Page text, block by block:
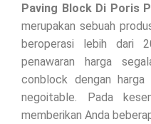
Paving Block Di Poris
merupakan sebuah
beroperasi lebih dari
penawaran harga
conblock dengan
negoitable. Pada
memberikan Anda